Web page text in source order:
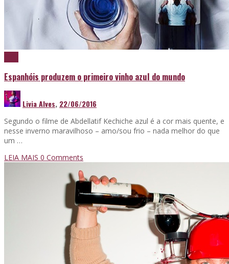
Espanhóis produzem o primeiro vinho azul do mundo
Livia Alves, 22/06/2016
Segundo o filme de Abdellatif Kechiche azul é a cor mais quente, e
nesse inverno maravilhoso – amo/sou frio – nada melhor do que
um …
LEIA MAIS 0 Comments